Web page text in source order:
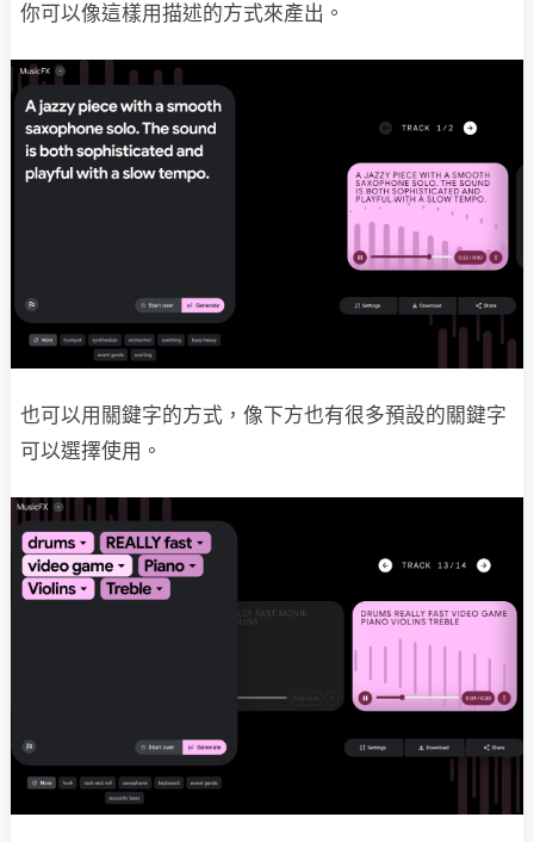
你可以像這樣用描述的方式來產出。
也可以用關鍵字的方式，像下方也有很多預設的關鍵字
可以選擇使用。